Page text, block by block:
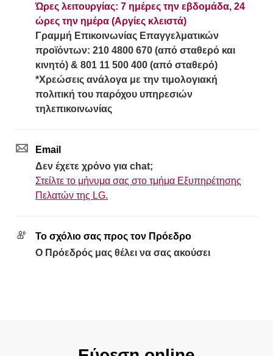
Ώρες λειτουργίας: 7 ημέρες την εβδομάδα, 24
ώρες την ημέρα (Αργίες κλειστά)
Γραμμή Eπικοινωνίας Επαγγελματικών
προϊόντων: 210 4800 670 (από σταθερό και
κινητό) & 801 11 500 400 (από σταθερό)
*Χρεώσεις ανάλογα με την τιμολογιακή
πολιτική του παρόχου υπηρεσιών
τηλεπικοινωνίας
Email
Δεν έχετε χρόνο για chat;
Στείλτε το μήνυμα σας στο τμήμα Εξυπηρέτησης
Πελατών της LG.
Το σχόλιο σας προς τον Πρόεδρο
Ο Πρόεδρός μας θέλει να σας ακούσει